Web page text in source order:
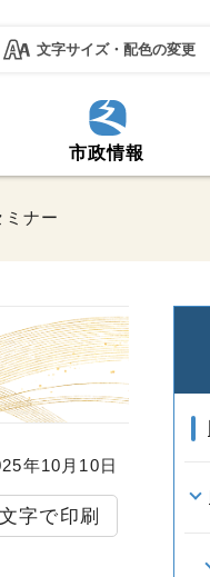
文字サイズ・配色の変更
市政情報
ナー
年10月10日
字で印刷